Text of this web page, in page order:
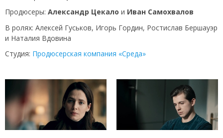
Продюсеры: Александр Цекало и Иван Самохвалов
В ролях: Алексей Гуськов, Игорь Гордин, Ростислав Бершауэр
и Наталия Вдовина
Студия: Продюсерская компания «Среда»